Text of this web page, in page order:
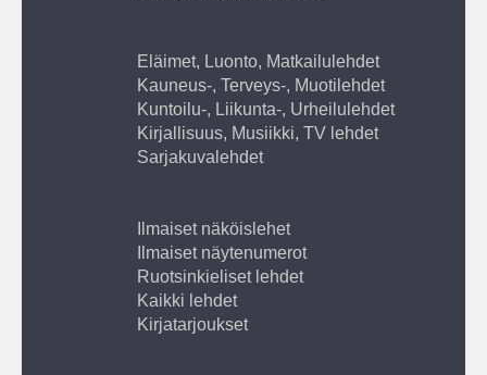
Eläimet, Luonto, Matkailulehdet
Kauneus-, Terveys-, Muotilehdet
Kuntoilu-, Liikunta-, Urheilulehdet
Kirjallisuus, Musiikki, TV lehdet
Sarjakuvalehdet
Ilmaiset näköislehet
Ilmaiset näytenumerot
Ruotsinkieliset lehdet
Kaikki lehdet
Kirjatarjoukset